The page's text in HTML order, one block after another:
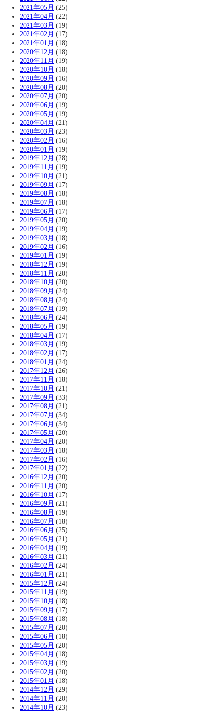
2021年05月 (25)
2021年04月 (22)
2021年03月 (19)
2021年02月 (17)
2021年01月 (18)
2020年12月 (18)
2020年11月 (19)
2020年10月 (18)
2020年09月 (16)
2020年08月 (20)
2020年07月 (20)
2020年06月 (19)
2020年05月 (19)
2020年04月 (21)
2020年03月 (23)
2020年02月 (16)
2020年01月 (19)
2019年12月 (28)
2019年11月 (19)
2019年10月 (21)
2019年09月 (17)
2019年08月 (18)
2019年07月 (18)
2019年06月 (17)
2019年05月 (20)
2019年04月 (19)
2019年03月 (18)
2019年02月 (16)
2019年01月 (19)
2018年12月 (19)
2018年11月 (20)
2018年10月 (20)
2018年09月 (24)
2018年08月 (24)
2018年07月 (19)
2018年06月 (24)
2018年05月 (19)
2018年04月 (17)
2018年03月 (19)
2018年02月 (17)
2018年01月 (24)
2017年12月 (26)
2017年11月 (18)
2017年10月 (21)
2017年09月 (33)
2017年08月 (21)
2017年07月 (34)
2017年06月 (34)
2017年05月 (20)
2017年04月 (20)
2017年03月 (18)
2017年02月 (16)
2017年01月 (22)
2016年12月 (20)
2016年11月 (20)
2016年10月 (17)
2016年09月 (21)
2016年08月 (19)
2016年07月 (18)
2016年06月 (25)
2016年05月 (21)
2016年04月 (19)
2016年03月 (21)
2016年02月 (24)
2016年01月 (21)
2015年12月 (24)
2015年11月 (19)
2015年10月 (18)
2015年09月 (17)
2015年08月 (18)
2015年07月 (20)
2015年06月 (18)
2015年05月 (20)
2015年04月 (18)
2015年03月 (19)
2015年02月 (20)
2015年01月 (18)
2014年12月 (29)
2014年11月 (20)
2014年10月 (23)